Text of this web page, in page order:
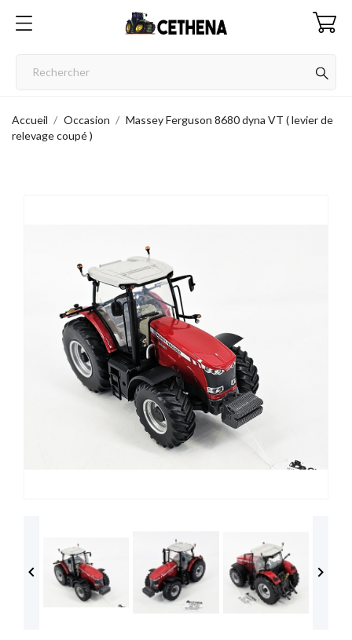
Accueil Occasion
Massey Ferguson 8680 dyna VT ( levier de
relevage coupé )
 